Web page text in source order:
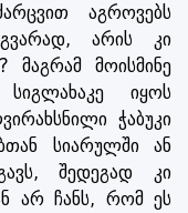
აგროვებს
არის კი
მაგრამ მოისმინე
იყოს
ჭაბუკი
სიარულში ან
შედეგად კი
არ ჩანს, რომ ეს